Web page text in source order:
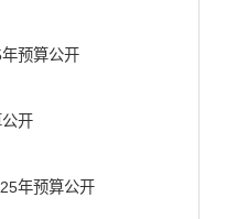
预算公开
开
年预算公开